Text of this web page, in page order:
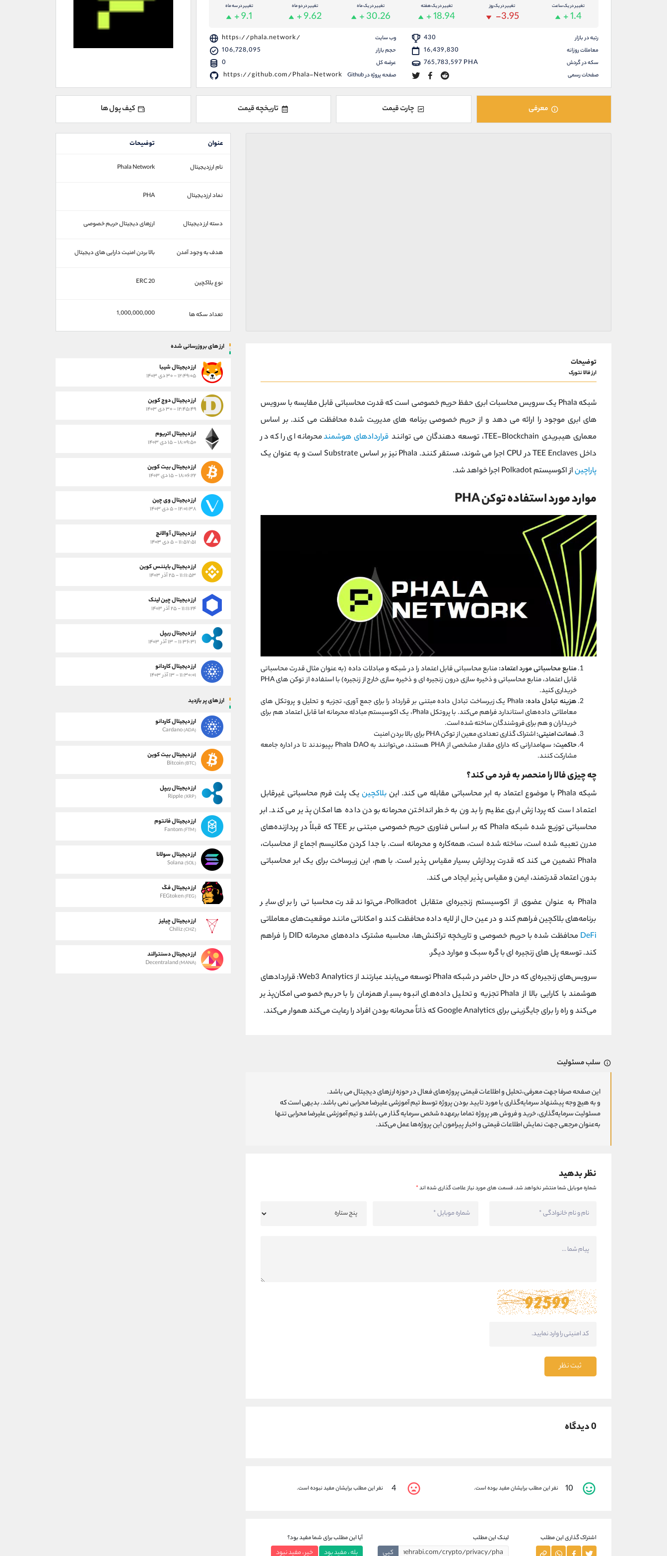
تغییر در یک ساعت
+ 1.4
تغییر در یک روز
-3.95
تغییر در یک هفته
+ 18.94
تغییر در یک ماه
+ 30.26
تغییر در دو ماه
+ 9.62
تغییر در سه ماه
+ 9.1
رتبه در بازار 430 وب سایت https://phala.network/
معاملات روزانه 16,439,830 حجم بازار 106,728,095
سکه در گردش 765,783,597PHA عرضه کل 0
صفحات رسمی صفحه پروژه در Github https://github.com/Phala-Network
معرفی چارت قیمت تاریخچه قیمت کیف پول ها
عنوان توضیحات
نام ارزدیجیتال Phala Network
نماد ارزدیجیتال PHA
دسته ارز دیجیتال ارزهای دیجیتال حریم خصوصی
هدف به وجود آمدن بالا بردن امنیت دارایی های دیجیتال
نوع بلاکچین ERC 20
تعداد سکه ها 1,000,000,000
توضیحات
ارز فالا نتورک
شبکه Phala یک سرویس محاسبات ابری حفظ حریم خصوصی است که قدرت محاسباتی قابل مقایسه با سرویس
های ابری موجود را ارائه می دهد و از حریم خصوصی برنامه های مدیریت شده محافظت می کند. بر اساس
معماری هیبریدی TEE-Blockchain، توسعه دهندگان می توانند
قراردادهای هوشمندمحرمانه ای را که در
داخل TEE Enclaves در CPU اجرا می شوند، مستقر کنند. Phala نیز بر اساس Substrate است و به عنوان یک
پاراچیناز اکوسیستم Polkadot اجرا خواهد شد.
موارد مورد استفاده توکن PHA
منابع محاسباتی مورد اعتماد:منابع محاسباتی قابل اعتماد را در شبکه و مبادلات داده (به عنوان مثال قدرت محاسباتی
قابل اعتماد، منابع محاسباتی و ذخیره سازی درون زنجیره ای و ذخیره سازی خارج از زنجیره) با استفاده از توکن های PHA
خریداری کنید.
هزینه تبادل داده:
Phala یک زیرساخت تبادل داده مبتنی بر قرارداد را برای جمع‌ آوری، تجزیه و تحلیل و پروتکل‌ های
معاملاتی داده‌های استاندارد فراهم می‌کند. با پروتکل Phala، یک اکوسیستم مبادله محرمانه اما قابل اعتماد هم برای
خریداران و هم برای فروشندگان ساخته شده است.
ضمانت امنیتی:اشتراک گذاری تعدادی معین از توکن PHA برای بالا بردن امنیت
حاکمیت:
سهامدارانی که دارای مقدار مشخصی از PHA هستند، می‌توانند به Phala DAO بپیوندند تا در اداره جامعه
مشارکت کنند.
چه چیزی فالا را منحصر به فرد می کند؟
شبکه Phala با موضوع اعتماد به ابر محاسباتی مقابله می کند. این بلاکچین یک پلت فرم محاسباتی غیرقابل
اعتماد است که پردازش ابری عظیم را بدون به خطر انداختن محرمانه بودن داده ها امکان پذیر می کند. ابر
محاسباتی توزیع‌ شده شبکه Phala که بر اساس فناوری حریم خصوصی مبتنی بر TEE که قبلاً در پردازنده‌های
مدرن تعبیه شده است، ساخته شده است، همه‌کاره و محرمانه است. با جدا کردن مکانیسم اجماع از محاسبات،
Phala تضمین می کند که قدرت پردازش بسیار مقیاس پذیر است. با هم، این زیرساخت برای یک ابر محاسباتی
بدون اعتماد قدرتمند، ایمن و مقیاس پذیر ایجاد می کند.
Phala به عنوان عضوی از اکوسیستم زنجیره‌ای متقابل Polkadot، می‌تواند قدرت محاسباتی را برای سایر
برنامه‌های بلاکچین فراهم کند و در عین حال از لایه داده محافظت کند و امکاناتی مانند موقعیت‌های معاملاتی
DeFi
محافظت شده با حریم خصوصی و تاریخچه تراکنش‌ها، محاسبه مشترک داده‌های محرمانه DID را فراهم
کند. توسعه پل های زنجیره ای با گره سبک و موارد دیگر.
سرویس‌های زنجیره‌ای که در حال حاضر در شبکه Phala توسعه می‌یابند عبارتند از Web3 Analytics: قراردادهای
هوشمند با کارایی بالا از Phala تجزیه و تحلیل داده‌های انبوه بسیار همزمان را با حریم خصوصی امکان‌پذیر
می‌کند و راه را برای جایگزینی برای Google Analytics که ذاتاً محرمانه بودن افراد را رعایت می‌کند هموار می‌کند.
سلب مسئولیت
این صفحه صرفا جهت معرفی،تحلیل و اطلاعات قیمتی پروژه‌های فعال در حوزه ارزهای دیجیتال می باشد.
و به هیچ وجه پیشنهاد سرمایه‌گذاری یا مورد تایید بودن پروژه توسط تیم آموزشی علیرضا محرابی نمی باشد. بدیهی است که
مسئولیت سرمایه‌گذاری، خرید و فروش هر پروژه تماما برعهده شخص سرمایه گذار می باشد و تیم آموزشی علیرضا محرابی تنها
به‌عنوان مرجعی جهت نمایش اطلاعات قیمتی و اخبار پیرامون این پروژه‌‌ها عمل می‌کند.
نظر بدهید
شماره موبایل شما منتشر نخواهد شد.قسمت های مورد نیاز علامت گذاری شده اند*
ثبت نظر
0 دیدگاه
10 نفر این مطلب برایشان مفید بوده است. 4 نفر این مطلب برایشان مفید نبوده است.
اشتراک گذاری این مطلب لینک این مطلب
کپی
آیا این مطلب برای شما مفید بود؟
بله ، مفید بود خیر ، مفید نبود
ارز های بروزرسانی شده
ارز ديجيتال شیبا
۱۲:۴۹:۰۵ - ۳۰ دی ۱۴۰۳
ارز دیجیتال دوج کوین
۱۲:۴۵:۴۹ - ۳۰ دی ۱۴۰۳
ارز دیجیتال اتریوم
۱۸:۰۹:۵۰ - ۱۵ دی ۱۴۰۳
ارز دیجیتال بیت کوین
۱۸:۰۶:۲۲ - ۱۵ دی ۱۴۰۳
ارز دیجیتال وی چین
۱۲:۰۱:۳۸ - ۵ دی ۱۴۰۳
ارز دیجیتال آوالانچ
۱۱:۵۷:۵۱ - ۵ دی ۱۴۰۳
ارز دیجیتال بایننس کوین
۱۱:۱۱:۵۳ - ۲۵ آذر ۱۴۰۳
ارز دیجیتال چین لینک
۱۱:۱۱:۲۴ - ۲۵ آذر ۱۴۰۳
ارز دیجیتال ریپل
۱۱:۳۶:۳۱ - ۱۳ آذر ۱۴۰۳
ارز دیجیتال کاردانو
۱۱:۳۰:۰۱ - ۱۳ آذر ۱۴۰۳
ارز های پر بازدید
ارز دیجیتال کاردانو
Cardano(ADA)
ارز دیجیتال بیت کوین
Bitcoin(BTC)
ارز دیجیتال ریپل
Ripple(XRP)
ارز دیجیتال فانتوم
Fantom(FTM)
ارز دیجیتال سولانا
Solana (SOL)
ارز دیجیتال فگ
FEGtoken(FEG)
ارز دیجیتال چیلیز
Chiliz(CHZ)
ارز دیجیتال دسنترالند
Decentraland(MANA)